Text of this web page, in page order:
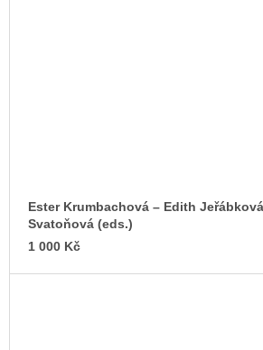
Ester Krumbachová –⁠ Edith
Svatoňová (eds.)
1 000 Kč